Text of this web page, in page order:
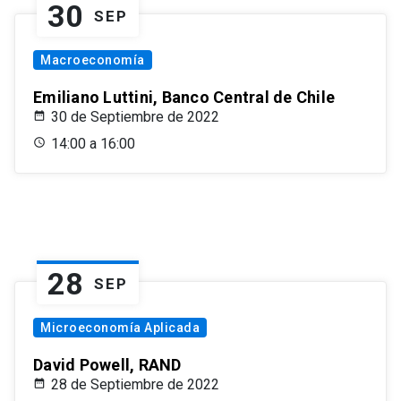
30 SEP
Macroeconomía
Emiliano Luttini, Banco Central de Chile
30 de Septiembre de 2022
14:00 a 16:00
28 SEP
Microeconomía Aplicada
David Powell, RAND
28 de Septiembre de 2022